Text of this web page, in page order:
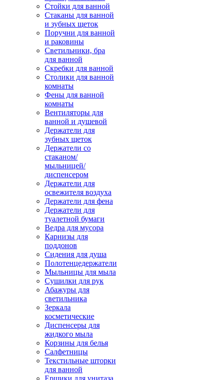
Стойки для ванной
Стаканы для ванной
и зубных щеток
Поручни для ванной
и раковины
Светильники, бра
для ванной
Скребки для ванной
Столики для ванной
комнаты
Фены для ванной
комнаты
Вентиляторы для
ванной и душевой
Держатели для
зубных щеток
Держатели со
стаканом/
мыльницей/
диспенсером
Держатели для
освежителя воздуха
Держатели для фена
Держатели для
туалетной бумаги
Ведра для мусора
Карнизы для
поддонов
Сидения для душа
Полотенцедержатели
Мыльницы для мыла
Сушилки для рук
Абажуры для
светильника
Зеркала
косметические
Диспенсеры для
жидкого мыла
Корзины для белья
Салфетницы
Текстильные шторки
для ванной
Ершики для унитаза